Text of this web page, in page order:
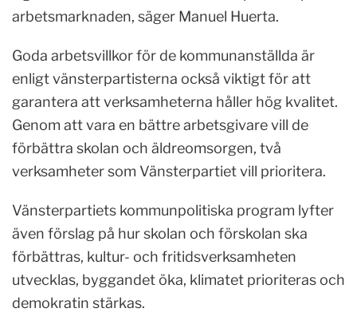
arbetsmarknaden, säger Manuel Huerta.
Goda arbetsvillkor för de kommunanställda är
enligt vänsterpartisterna också viktigt för att
garantera att verksamheterna håller hög kvalitet.
Genom att vara en bättre arbetsgivare vill de
förbättra skolan och äldreomsorgen, två
verksamheter som Vänsterpartiet vill prioritera.
Vänsterpartiets kommunpolitiska program lyfter
även förslag på hur skolan och förskolan ska
förbättras, kultur- och fritidsverksamheten
utvecklas, byggandet öka, klimatet prioriteras och
demokratin stärkas.